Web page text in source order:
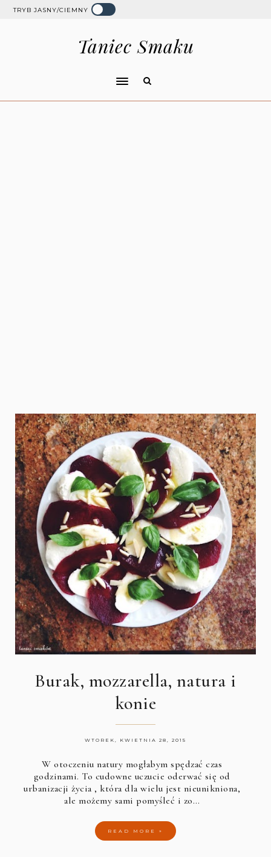
TRYB JASNY/CIEMNY
Taniec Smaku
Burak, mozzarella, natura i
konie
WTOREK, KWIETNIA 28, 2015
W otoczeniu natury mogłabym spędzać czas
godzinami. To cudowne uczucie oderwać się od
urbanizacji życia , która dla wielu jest nieunikniona,
ale możemy sami pomyśleć i zo…
READ MORE »